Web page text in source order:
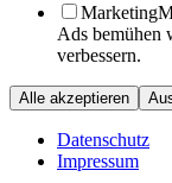
Marketing
Ads bemühen
verbessern.
Alle akzeptieren
Datenschutz
Impressum